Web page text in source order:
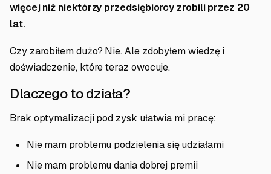
więcej niż niektórzy przedsiębiorcy zrobili przez 20
lat.
Czy zarobiłem dużo? Nie. Ale zdobyłem wiedzę i
doświadczenie, które teraz owocuje.
Dlaczego to działa?
Brak optymalizacji pod zysk ułatwia mi pracę:
Nie mam problemu podzielenia się udziałami
Nie mam problemu dania dobrej premii